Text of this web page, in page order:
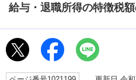
給与・退職所得の特徴税